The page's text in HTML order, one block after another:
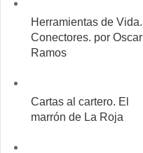
Herramientas de Vida.
Conectores. por Oscar
Ramos
Cartas al cartero. El
marrón de La Roja